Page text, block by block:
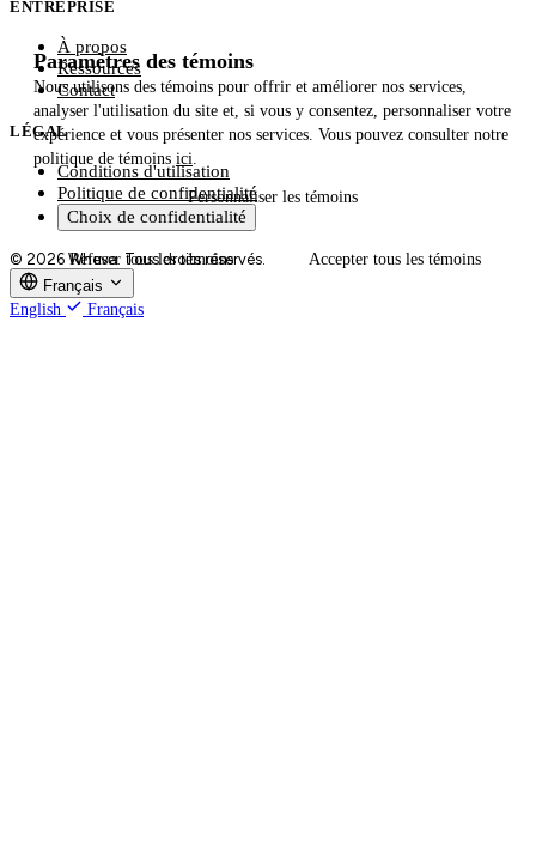
ENTREPRISE
À propos
Ressources
Contact
LÉGAL
Conditions d'utilisation
Politique de confidentialité
Choix de confidentialité
© 2026 Wheva. Tous droits réservés.
Français
English
Français
Paramètres des témoins
Nous utilisons des témoins pour offrir et améliorer nos services,
analyser l'utilisation du site et, si vous y consentez, personnaliser votre
expérience et vous présenter nos services. Vous pouvez consulter notre
politique de témoins ici.
Personnaliser les témoins
Refusertous les témoins Accepter tous les témoins